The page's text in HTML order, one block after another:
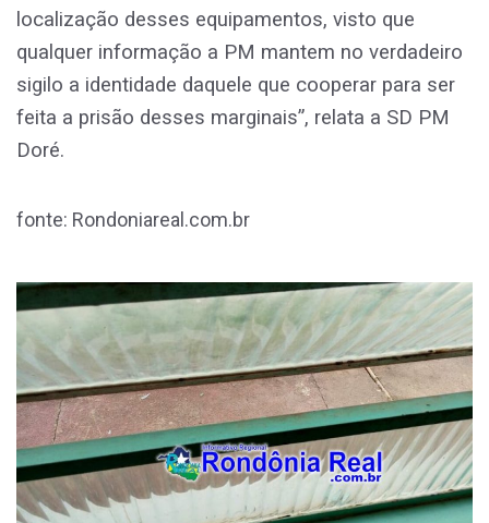
localização desses equipamentos, visto que
qualquer informação a PM mantem no verdadeiro
sigilo a identidade daquele que cooperar para ser
feita a prisão desses marginais”, relata a SD PM
Doré.
fonte: Rondoniareal.com.br